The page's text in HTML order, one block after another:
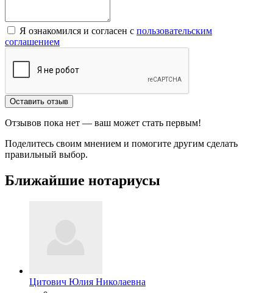
Я ознакомился и согласен с пользовательским
соглашением
Оставить отзыв
Отзывов пока нет — ваш может стать первым!
Поделитесь своим мнением и помогите другим сделать
правильный выбор.
Ближайшие нотариусы
Цитович Юлия Николаевна